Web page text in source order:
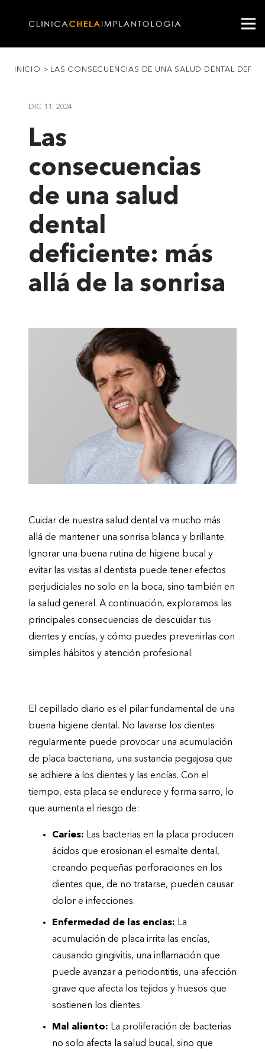
INICIO > LAS CONSECUENCIAS DE UNA SALUD DENTAL
DIC 11, 2024
Las
consecuencias
de una salud
dental
deficiente: más
allá de la sonrisa
Cuidar de nuestra salud dental va mucho más
allá de mantener una sonrisa blanca y brillante.
Ignorar una buena rutina de higiene bucal y
evitar las visitas al dentista puede tener efectos
perjudiciales no solo en la boca, sino también en
la salud general. A continuación, exploramos las
principales consecuencias de descuidar tus
dientes y encías, y cómo puedes prevenirlas con
simples hábitos y atención profesional.
El cepillado diario es el pilar fundamental de una
buena higiene dental. No lavarse los dientes
regularmente puede provocar una acumulación
de placa bacteriana, una sustancia pegajosa que
se adhiere a los dientes y las encías. Con el
tiempo, esta placa se endurece y forma sarro, lo
que aumenta el riesgo de:
Caries: Las bacterias en la placa producen
ácidos que erosionan el esmalte dental,
creando pequeñas perforaciones en los
dientes que, de no tratarse, pueden causar
dolor e infecciones.
Enfermedad de las encías: La
acumulación de placa irrita las encías,
causando gingivitis, una inflamación que
puede avanzar a periodontitis, una afección
grave que afecta los tejidos y huesos que
sostienen los dientes.
Mal aliento: La proliferación de bacterias
no solo afecta la salud bucal, sino que